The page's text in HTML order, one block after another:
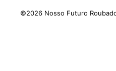
©2026 Nosso Futuro